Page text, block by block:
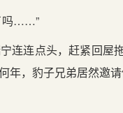
吗……”
连连点头，赶紧回屋
，豹子兄弟居然邀请